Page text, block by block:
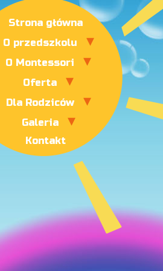
Strona główna
O przedszkolu
O Montessori
Oferta
Dla Rodziców
Galeria
Kontakt